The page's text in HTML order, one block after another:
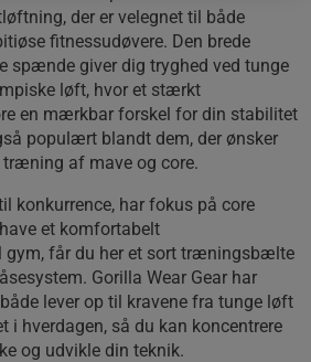
der er velegnet til både
fitnessudøvere. Den brede
spænde giver dig tryghed ved tunge
løft, hvor et stærkt
en mærkbar forskel for din stabilitet
populært blandt dem, der ønsker
af mave og core.
konkurrence, har fokus på core
et komfortabelt
får du her et sort træningsbælte
Gorilla Wear Gear har
lever op til kravene fra tunge løft
i hverdagen, så du kan koncentrere
og udvikle din teknik.